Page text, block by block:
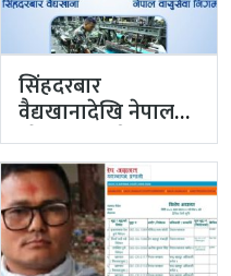
सिंहदरबार
वैद्यखानादेखि नेपाल
औषधि लिमिटेडसम्म
प्रधानमन्त्रीको
प्राथमिकतामा